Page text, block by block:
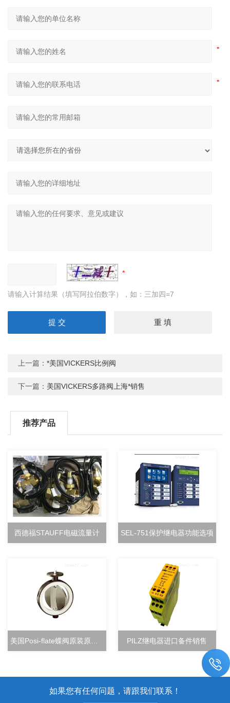
请输入计算结果（填写阿拉伯数字），如：三加四=7
上一篇：*美国VICKERS比例阀
下一篇： 美国VICKERS多路阀上海*销售
推荐产品
西德福STAUFF电磁流量计 SEL-751保护继电器功能选项
PILZ继电器进口备件销售
如果您有任何问题，请跟我们联系！